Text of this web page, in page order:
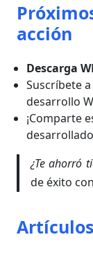
acción
Descarga
Suscríbete
desarrollo
¡Comparte
¿Te ahorró
de éxito